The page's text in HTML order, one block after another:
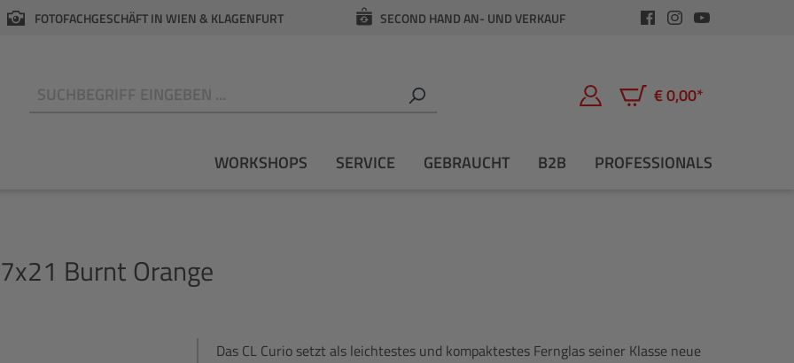
FOTOFACHGESCHÄFT IN WIEN & KLAGENFURT SECOND HAND AN- UND VERKAUF
€ 0,00*
Warenkorb enthält 0
WORKSHOPS SERVICE GEBRAUCHT B2B PROFESSIONALS
Burnt Orange
Das CL Curio setzt als leichtestes und kompaktestes Fernglas seiner Klasse neue